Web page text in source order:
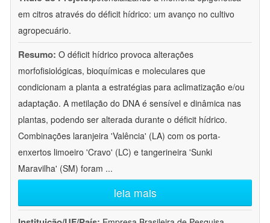
em citros através do déficit hídrico: um avanço no cultivo
agropecuário.
Resumo: O déficit hídrico provoca alterações
morfofisiológicas, bioquímicas e moleculares que
condicionam a planta a estratégias para aclimatização e/ou
adaptação. A metilação do DNA é sensível e dinâmica nas
plantas, podendo ser alterada durante o déficit hídrico.
Combinações laranjeira 'Valência' (LA) com os porta-
enxertos limoeiro 'Cravo' (LC) e tangerineira 'Sunki
Maravilha' (SM) foram ...
leia mais